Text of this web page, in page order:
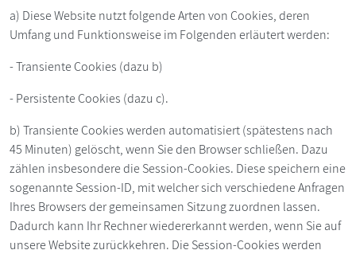
a) Diese Website nutzt folgende Arten von Cookies, deren
Umfang und Funktionsweise im Folgenden erläutert werden:
- Transiente Cookies (dazu b)
- Persistente Cookies (dazu c).
b) Transiente Cookies werden automatisiert (spätestens nach
45 Minuten) gelöscht, wenn Sie den Browser schließen. Dazu
zählen insbesondere die Session-Cookies. Diese speichern eine
sogenannte Session-ID, mit welcher sich verschiedene Anfragen
Ihres Browsers der gemeinsamen Sitzung zuordnen lassen.
Dadurch kann Ihr Rechner wiedererkannt werden, wenn Sie auf
unsere Website zurückkehren. Die Session-Cookies werden